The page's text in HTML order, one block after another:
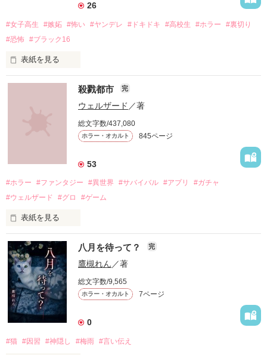
26
#女子高生 #嫉妬 #怖い #ヤンデレ #ドキドキ #高校生 #ホラー
#裏切り
#恐怖
#ブラック16
表紙を見る
「お願い、正気に戻って！」
「ずっと一緒にいてあげる。
自分勝手な女子高生たちの
恋と友情、そして……
バケモノを生んで、殺して、殺される物語。
殺戮都市 完
ウェルザード ／著
総文字数/437,080
ホラー・オカルト 845ページ
53
#ホラー #ファンタジー #異世界 #サバイバル #アプリ
#ガチャ
#ウェルザード
#グロ #ゲーム
表紙を見る
円形の都市で、生きる為に人を殺す。
定められたシステムに抗う事が出来ずに、流されるままに。
殺し殺され、命の灯が完全に消えるまで。
高い壁に阻まれ、出る事が出来ない街。
八月を待って？ 完
鷹槻れん／著
総文字数/9,565
ホラー・オカルト 7ページ
0
#猫 #因習 #神隠し #梅雨 #言い伝え